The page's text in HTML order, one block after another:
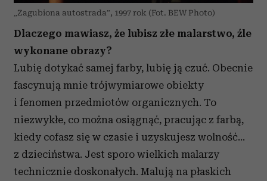
„Zagubiona autostrada”, 1997 rok (Fot. BEW Photo)
Dlaczego mawiasz, że lubisz złe malarstwo, źle
wykonane obrazy?
Lubię dotykać samej farby, lubię ją czuć. Obecnie
fascynują mnie trójwymiarowe obiekty
i fenomen przedmiotów organicznych. To
niezwykłe, co można osiągnąć, pracując z farbą,
kiedy cofasz się w czasie i uzyskujesz wolność…
z dzieciństwa. Jest sporo wielkich malarzy
technicznie doskonałych. Malują na płaskich